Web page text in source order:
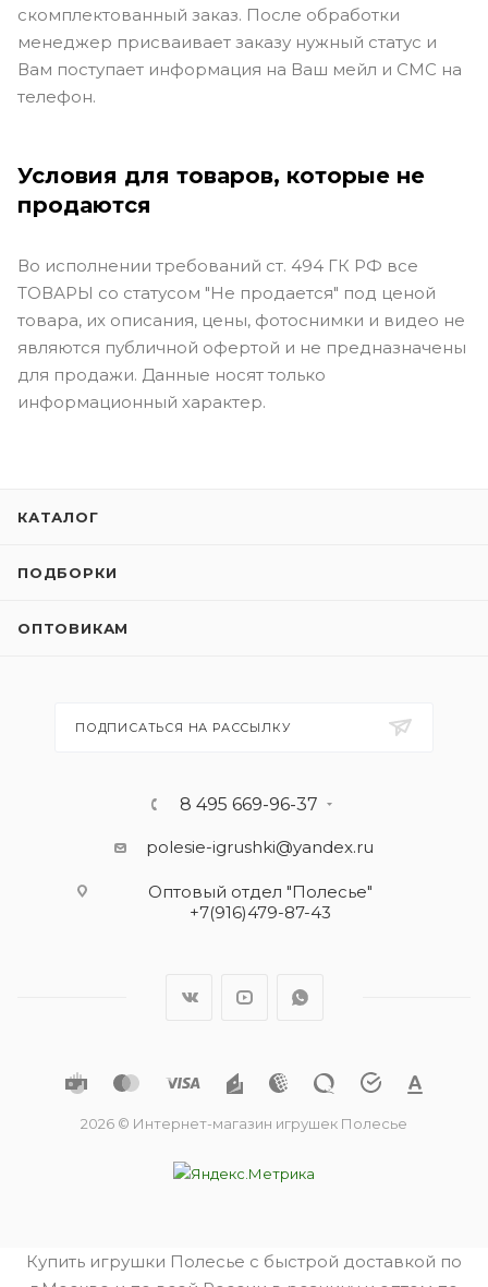
скомплектованный заказ. После обработки
менеджер присваивает заказу нужный статус и
Вам поступает информация на Ваш мейл и СМС на
телефон.
Условия для товаров, которые не
продаются
Во исполнении требований ст. 494 ГК РФ все
ТОВАРЫ со статусом "Не продается" под ценой
товара, их описания, цены, фотоснимки и видео не
являются публичной офертой и не предназначены
для продажи. Данные носят только
информационный характер.
КАТАЛОГ
ПОДБОРКИ
ОПТОВИКАМ
ПОДПИСАТЬСЯ НА РАССЫЛКУ
8 495 669-96-37
polesie-igrushki@yandex.ru
Оптовый отдел "Полесье"
+7(916)479-87-43
2026 © Интернет-магазин игрушек Полесье
Купить игрушки Полесье с быстрой доставкой по